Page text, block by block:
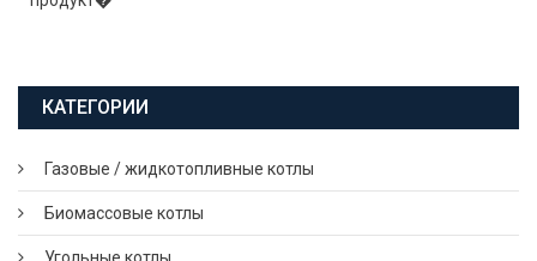
КАТЕГОРИИ
Газовые / жидкотопливные котлы
Биомассовые котлы